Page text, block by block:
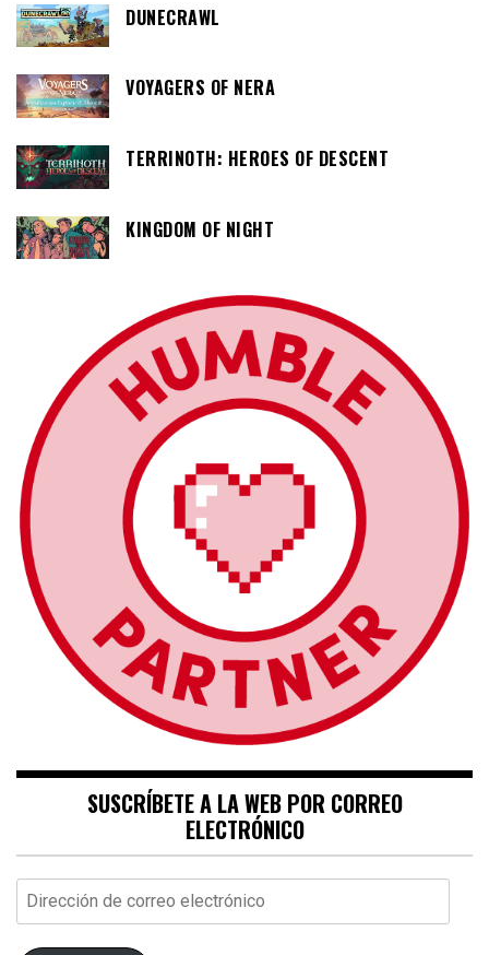
DUNECRAWL
VOYAGERS OF NERA
TERRINOTH: HEROES OF DESCENT
KINGDOM OF NIGHT
SUSCRÍBETE A LA WEB POR CORREO
ELECTRÓNICO
Dirección
de